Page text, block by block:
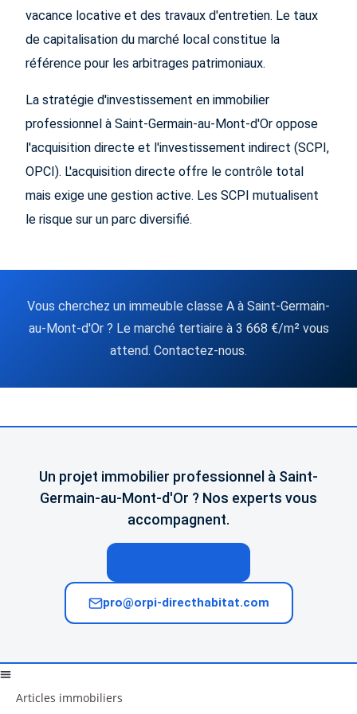
vacance locative et des travaux d'entretien. Le taux
de capitalisation du marché local constitue la
référence pour les arbitrages patrimoniaux.
La stratégie d'investissement en immobilier
professionnel à Saint-Germain-au-Mont-d'Or oppose
l'acquisition directe et l'investissement indirect (SCPI,
OPCI). L'acquisition directe offre le contrôle total
mais exige une gestion active. Les SCPI mutualisent
le risque sur un parc diversifié.
Vous cherchez un immeuble classe A à Saint-Germain-
au-Mont-d'Or ? Le marché tertiaire à 3 668 €/m² vous
attend. Contactez-nous.
Un projet immobilier professionnel à Saint-
Germain-au-Mont-d'Or ? Nos experts vous
accompagnent.
pro@orpi-directhabitat.com
Articles immobiliers